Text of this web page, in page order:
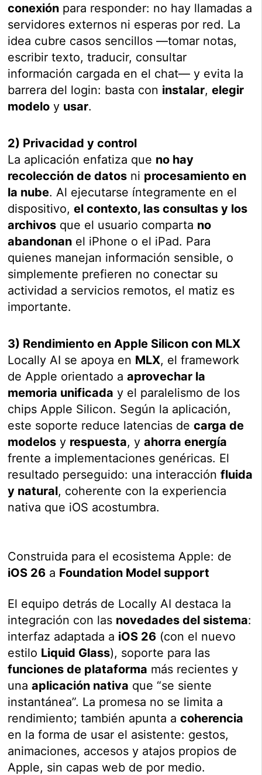
conexión para responder: no hay llamadas a
servidores externos ni esperas por red. La
idea cubre casos sencillos —tomar notas,
escribir texto, traducir, consultar
información cargada en el chat— y evita la
barrera del login: basta con instalar,elegir
modelo y usar.
2) Privacidad y control
La aplicación enfatiza que no hay
recolección de datos ni procesamiento en
la nube. Al ejecutarse íntegramente en el
dispositivo,el contexto, las consultas y los
archivos que el usuario comparta no
abandonan el iPhone o el iPad. Para
quienes manejan información sensible, o
simplemente prefieren no conectar su
actividad a servicios remotos, el matiz es
importante.
3) Rendimiento en Apple Silicon con MLX
Locally AI se apoya en MLX, el framework
de Apple orientado aaprovechar la
memoria unificada y el paralelismo de los
chips Apple Silicon. Según la aplicación,
este soporte reduce latencias decarga de
modelos y respuesta, yahorra energía
frente a implementaciones genéricas. El
resultado perseguido: una interacciónfluida
y natural, coherente con la experiencia
nativa que iOS acostumbra.
Construida para el ecosistema Apple: de
iOS 26 a Foundation Model support
El equipo detrás de Locally AI destaca la
integración con las novedades del sistema:
interfaz adaptada a iOS 26 (con el nuevo
estilo Liquid Glass), soporte para las
funciones de plataforma más recientes y
unaaplicación nativa que “se siente
instantánea”. La promesa no se limita a
rendimiento; también apunta acoherencia
en la forma de usar el asistente: gestos,
animaciones, accesos y atajos propios de
Apple, sin capas web de por medio.